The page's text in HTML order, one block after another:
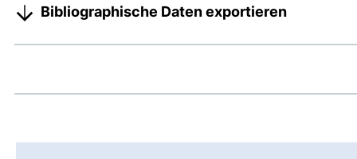
Bibliographische Daten exportieren